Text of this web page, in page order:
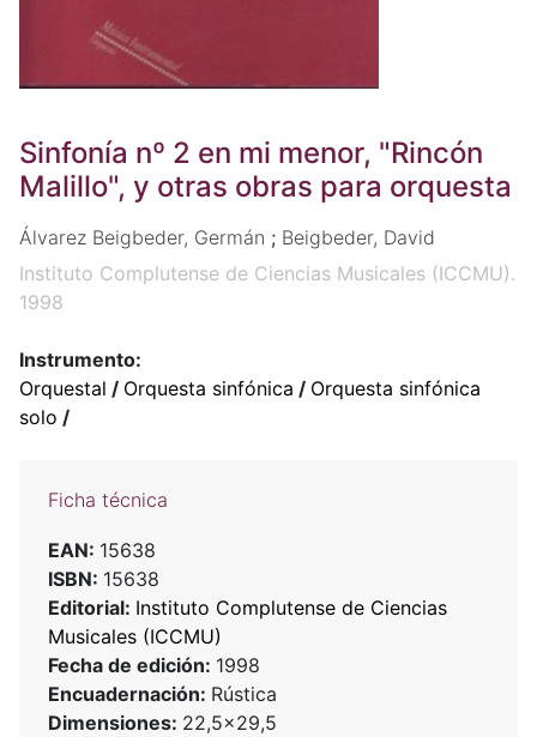
Sinfonía nº 2 en mi menor, "Rincón
Malillo", y otras obras para orquesta
Álvarez Beigbeder, Germán ; Beigbeder, David
Instituto Complutense de Ciencias Musicales (ICCMU).
1998
Instrumento:
Orquestal / Orquesta sinfónica / Orquesta sinfónica
solo /
Ficha técnica
EAN: 15638
ISBN: 15638
Editorial: Instituto Complutense de Ciencias
Musicales (ICCMU)
Fecha de edición: 1998
Encuadernación: Rústica
Dimensiones: 22,5x29,5